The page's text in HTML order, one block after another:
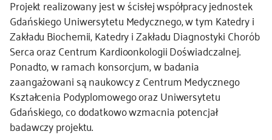
Projekt realizowany jest w ścisłej współpracy jednostek
Gdańskiego Uniwersytetu Medycznego, w tym Katedry i
Zakładu Biochemii, Katedry i Zakładu Diagnostyki Chorób
Serca oraz Centrum Kardioonkologii Doświadczalnej.
Ponadto, w ramach konsorcjum, w badania
zaangażowani są naukowcy z Centrum Medycznego
Kształcenia Podyplomowego oraz Uniwersytetu
Gdańskiego, co dodatkowo wzmacnia potencjał
badawczy projektu.